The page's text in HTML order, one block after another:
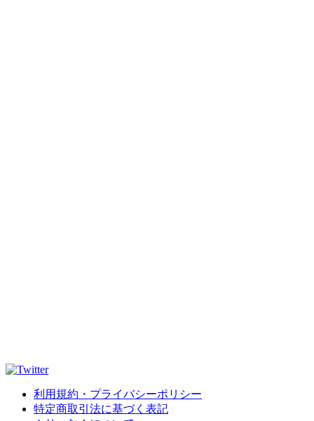
利用規約・プライバシーポリシー
特定商取引法に基づく表記